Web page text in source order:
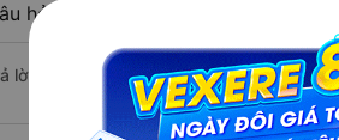
hỏi: Nhà xe đi Thanh Khê - Đà
lời: Chuyến xe có giờ xuất phát sớm